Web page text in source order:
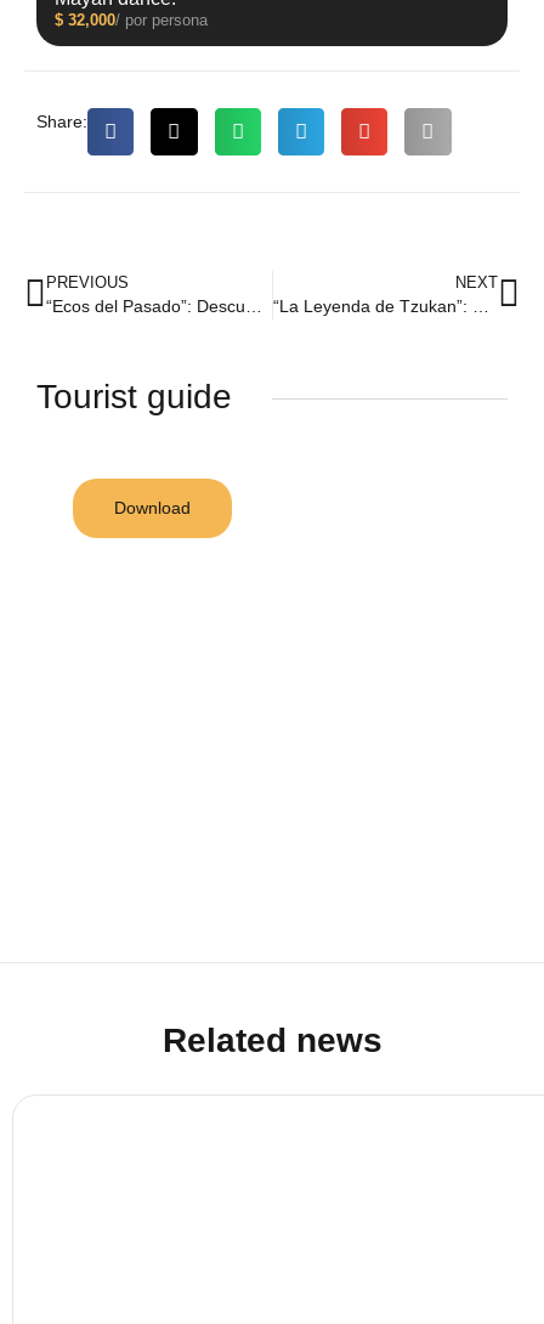
$ 32,000/ por persona
Share:
PREVIOUS NEXT
Tourist guide
Download
Related news